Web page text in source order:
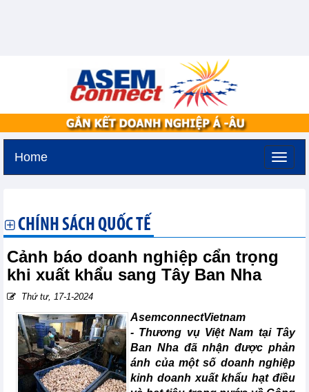
Home
CHÍNH SÁCH QUỐC TẾ
Cảnh báo doanh nghiệp cẩn trọng
khi xuất khẩu sang Tây Ban Nha
Thứ tư, 17-1-2024
AsemconnectVietnam
- Thương vụ Việt Nam tại Tây
Ban Nha đã nhận được phản
ánh của một số doanh nghiệp
kinh doanh xuất khẩu hạt điều